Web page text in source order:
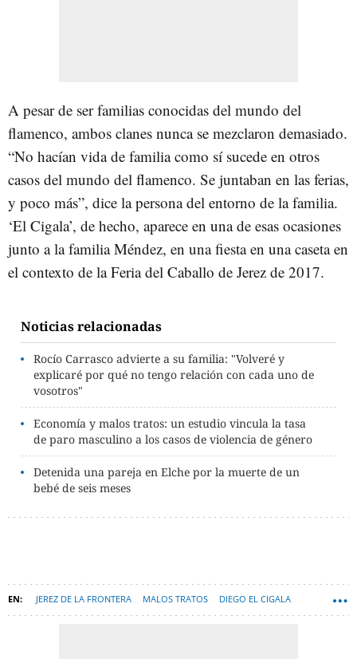
A pesar de ser familias conocidas del mundo del
flamenco, ambos clanes nunca se mezclaron demasiado.
“No hacían vida de familia como sí sucede en otros
casos del mundo del flamenco. Se juntaban en las ferias,
y poco más”, dice la persona del entorno de la familia.
‘El Cigala’, de hecho, aparece en una de esas ocasiones
junto a la familia Méndez, en una fiesta en una caseta en
el contexto de la Feria del Caballo de Jerez de 2017.
Noticias relacionadas
Rocío Carrasco advierte a su familia: "Volveré y
explicaré por qué no tengo relación con cada uno de
vosotros"
Economía y malos tratos: un estudio vincula la tasa
de paro masculino a los casos de violencia de género
Detenida una pareja en Elche por la muerte de un
bebé de seis meses
JEREZ DE LA FRONTERA MALOS TRATOS DIEGO EL CIGALA